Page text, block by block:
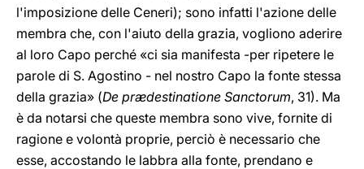
l'imposizione delle Ceneri); sono infatti l'azione delle
membra che, con l'aiuto della grazia, vogliono aderire
al loro Capo perché «ci sia manifesta -per ripetere le
parole di S. Agostino - nel nostro Capo la fonte stessa
della grazia» (De prædestinatione Sanctorum, 31). Ma
è da notarsi che queste membra sono vive, fornite di
ragione e volontà proprie, perciò è necessario che
esse, accostando le labbra alla fonte, prendano e